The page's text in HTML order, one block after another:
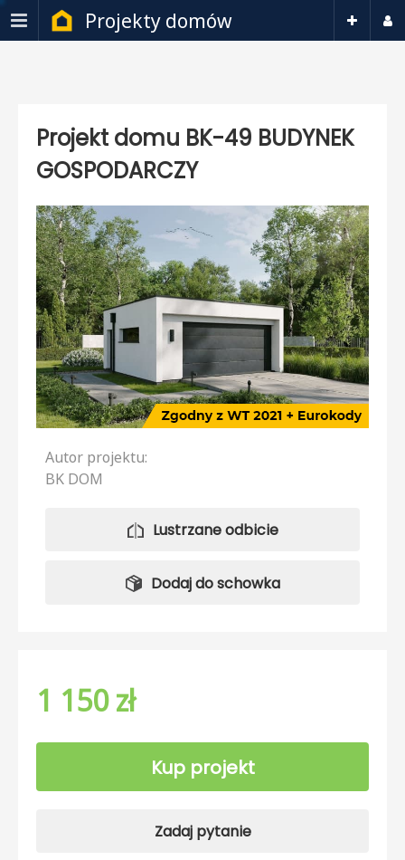
Projekty domów
Projekt domu BK-49 BUDYNEK
GOSPODARCZY
Autor projektu:
BK DOM
Lustrzane odbicie
Dodaj do schowka
1 150 zł
Kup projekt
Zadaj pytanie